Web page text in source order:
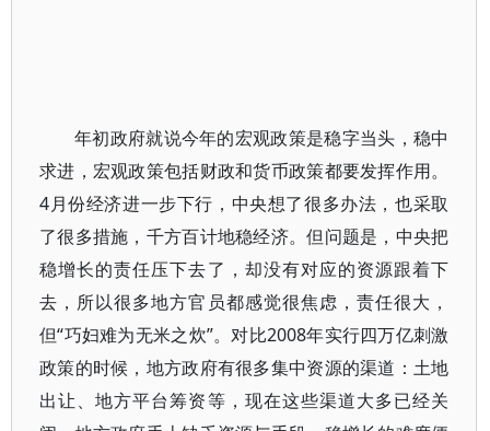
年初政府就说今年的宏观政策是稳字当头，稳中
求进，宏观政策包括财政和货币政策都要发挥作用。
4月份经济进一步下行，中央想了很多办法，也采取
了很多措施，千方百计地稳经济。但问题是，中央把
稳增长的责任压下去了，却没有对应的资源跟着下
去，所以很多地方官员都感觉很焦虑，责任很大，
但“巧妇难为无米之炊”。对比2008年实行四万亿刺激
政策的时候，地方政府有很多集中资源的渠道：土地
出让、地方平台筹资等，现在这些渠道大多已经关